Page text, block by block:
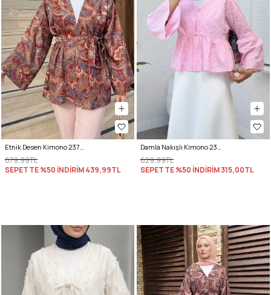
Etnik Desen Kimono 23751 - BORDO
879,99TL
SEPETTE %50 İNDİRİM439,99TL
Damla Nakışlı Kimono 2368 - PEMBE
629,99TL
SEPETTE %50 İNDİRİM315,00TL